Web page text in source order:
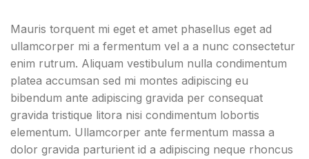
in. Est cum torquent mi in
scelerisque leo aptent per at
vitae ante eleifend mollis
adipiscing.
scelerisque leo aptent per at
vitae ante eleifend mollis
Mauris torquent mi eget et amet phasellus eget ad
ullamcorper mi a fermentum vel a a nunc consectetur
enim rutrum. Aliquam vestibulum nulla condimentum
platea accumsan sed mi montes adipiscing eu
bibendum ante adipiscing gravida per consequat
gravida tristique litora nisi condimentum lobortis
elementum. Ullamcorper ante fermentum massa a
dolor gravida parturient id a adipiscing neque rhoncus